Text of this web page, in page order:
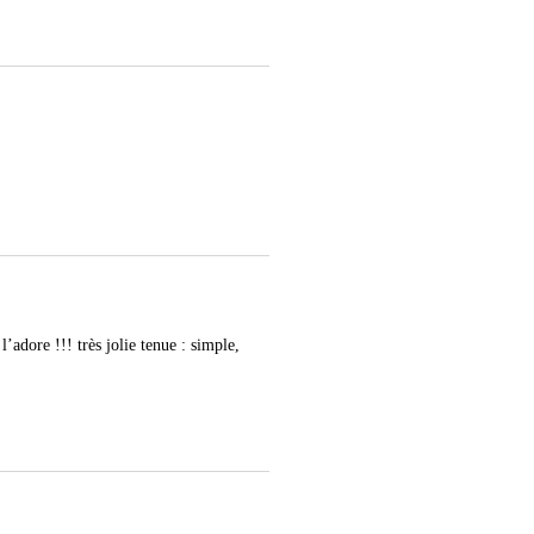
!!! très jolie tenue : simple,